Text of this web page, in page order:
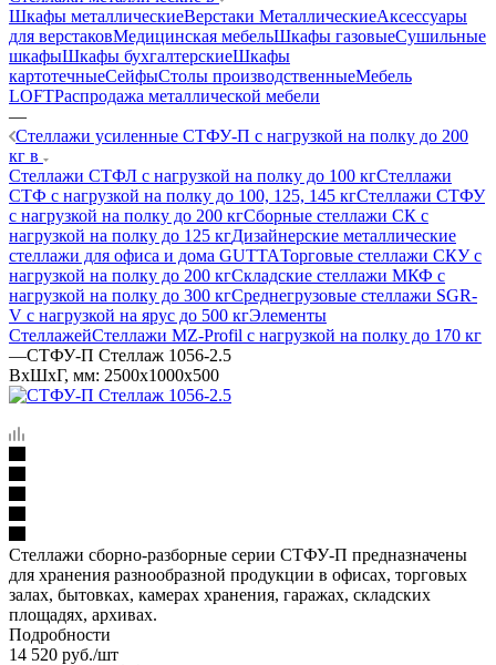
Шкафы металлическиеВерстаки МеталлическиеАксессуары
для верстаковМедицинская мебельШкафы газовыеСушильные
шкафыШкафы бухгалтерскиеШкафы
картотечныеСейфыСтолы производственныеМебель
LOFTРаспродажа металлической мебели
—
Стеллажи усиленные СТФУ-П с нагрузкой на полку до 200
кг в
Стеллажи СТФЛ с нагрузкой на полку до 100 кгСтеллажи
СТФ с нагрузкой на полку до 100, 125, 145 кгСтеллажи СТФУ
с нагрузкой на полку до 200 кгСборные стеллажи СК с
нагрузкой на полку до 125 кгДизайнерские металлические
стеллажи для офиса и дома GUTTAТорговые стеллажи СКУ с
нагрузкой на полку до 200 кгСкладские стеллажи МКФ с
нагрузкой на полку до 300 кгСреднегрузовые стеллажи SGR-
V с нагрузкой на ярус до 500 кгЭлементы
СтеллажейСтеллажи MZ-Profil с нагрузкой на полку до 170 кг
—СТФУ-П Стеллаж 1056-2.5
ВхШхГ, мм: 2500x1000x500
Стеллажи сборно-разборные серии СТФУ-П предназначены
для хранения разнообразной продукции в офисах, торговых
залах, бытовках, камерах хранения, гаражах, складских
площадях, архивах.
Подробности
14 520 руб./шт